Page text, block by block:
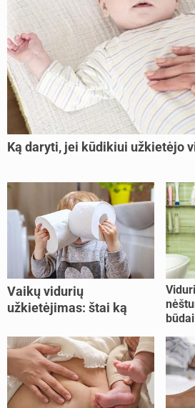
Ką daryti, jei kūdikiui užkietėjo
Vaikų vidurių
užkietėjimas: štai ką